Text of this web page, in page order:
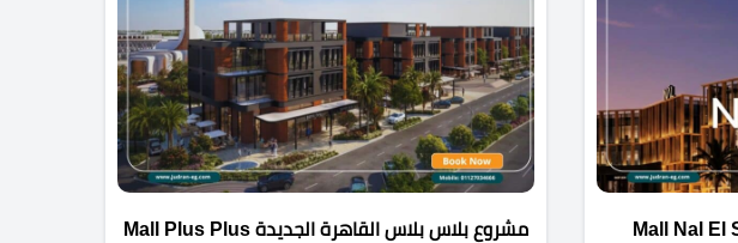
مشروع بلاس بلاس القاهرة الجديدة Mall Plus Plus